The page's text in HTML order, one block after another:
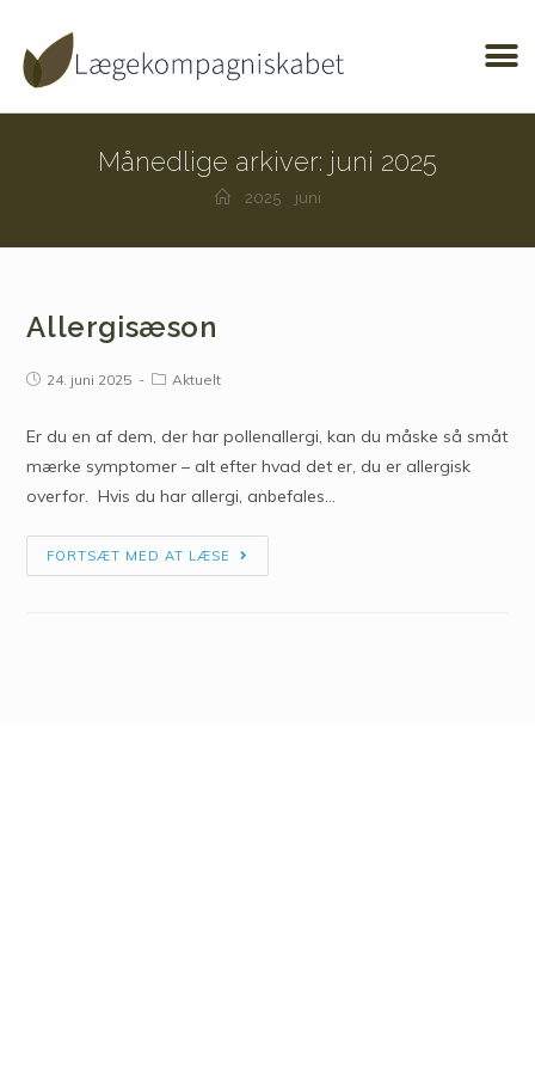
Månedlige arkiver: juni 2025
2025 juni
Allergisæson
24. juni 2025 Aktuelt
Er du en af dem, der har pollenallergi, kan du måske så småt
mærke symptomer – alt efter hvad det er, du er allergisk
overfor. Hvis du har allergi, anbefales…
FORTSÆT MED AT LÆSE